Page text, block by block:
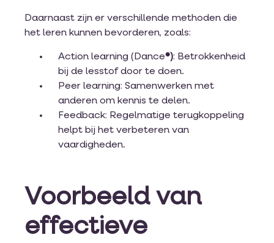
Daarnaast zijn er verschillende methoden die
het leren kunnen bevorderen, zoals:
Action learning (Dance®): Betrokkenheid
bij de lesstof door te doen.
Peer learning: Samenwerken met
anderen om kennis te delen.
Feedback: Regelmatige terugkoppeling
helpt bij het verbeteren van
vaardigheden.
Voorbeeld van
effectieve